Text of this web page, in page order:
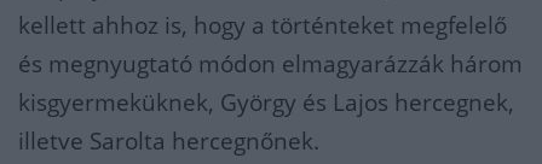
kellett ahhoz is, hogy a történteket megfelelő
és megnyugtató módon elmagyarázzák három
kisgyermeküknek, György és Lajos hercegnek,
illetve Sarolta hercegnőnek.